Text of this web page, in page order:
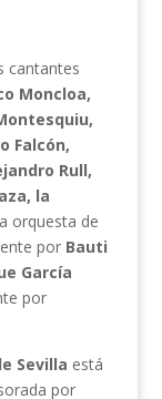
cantantes
Moncloa,
Falcón,
Rull,
la
orquesta de
porBauti
García
por
Sevilla está
por